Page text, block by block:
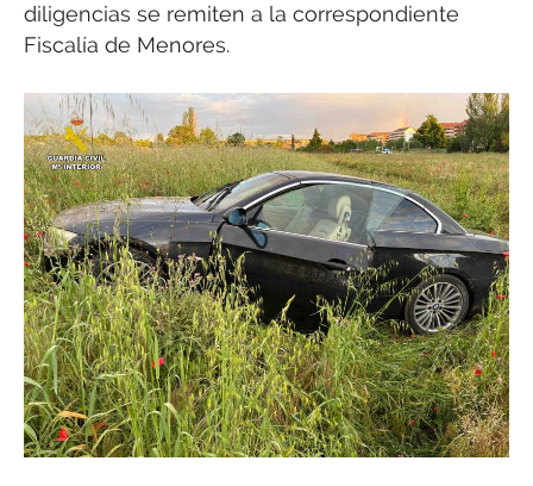
diligencias se remiten a la correspondiente
Fiscalía de Menores.